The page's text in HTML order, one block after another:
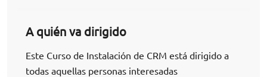
A quién va dirigido
Este Curso de Instalación de CRM está dirigido a
todas aquellas personas interesadas